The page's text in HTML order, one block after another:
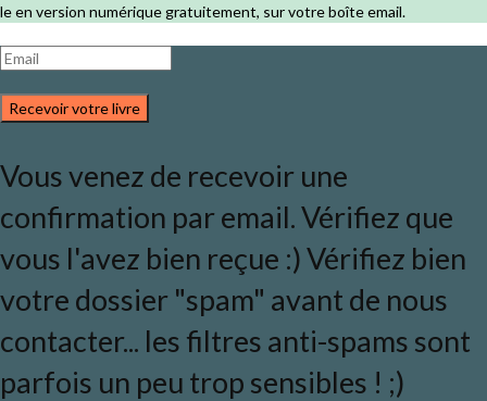
le en version numérique gratuitement, sur votre boîte email.
Recevoir votre livre
Vous venez de recevoir une
confirmation par email. Vérifiez que
vous l'avez bien reçue :) Vérifiez bien
votre dossier "spam" avant de nous
contacter... les filtres anti-spams sont
parfois un peu trop sensibles ! ;)